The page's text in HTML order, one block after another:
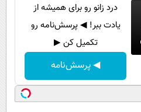
درد زانو رو برای همیشه از
یادت ببر! ◀ پرسش‌نامه رو
تکمیل کن ▶
◀ پرسش‌نامه